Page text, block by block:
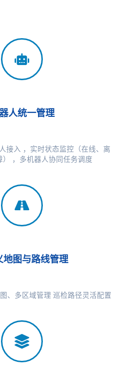
人统一管理
接入 ，实时状态监控（在线、离
） ，多机器人协同任务调度
地图与路线管理
、多区域管理 巡检路径灵活配置